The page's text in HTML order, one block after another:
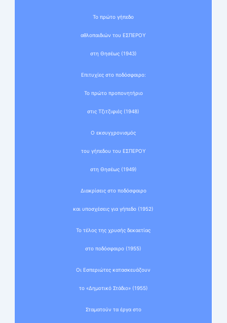
Το πρώτο γήπεδο
αθλοπαιδιών του ΕΣΠΕΡΟΥ
στη Θησέως (1943)
Επιτυχίες στο ποδόσφαιρο:
Το πρώτο προπονητήριο
στις Τζιτζιφιές (1948)
Ο εκσυγχρονισμός
του γήπεδου του ΕΣΠΕΡΟΥ
στη Θησέως (1949)
Διακρίσεις στο ποδόσφαιρο
και υποσχέσεις για γήπεδο (1952)
Το τέλος της χρυσής δεκαετίας
στο ποδόσφαιρο (1955)
Οι Εσπεριώτες κατασκευάζουν
το «Δημοτικό Στάδιο» (1955)
Σταματούν τα έργα στο